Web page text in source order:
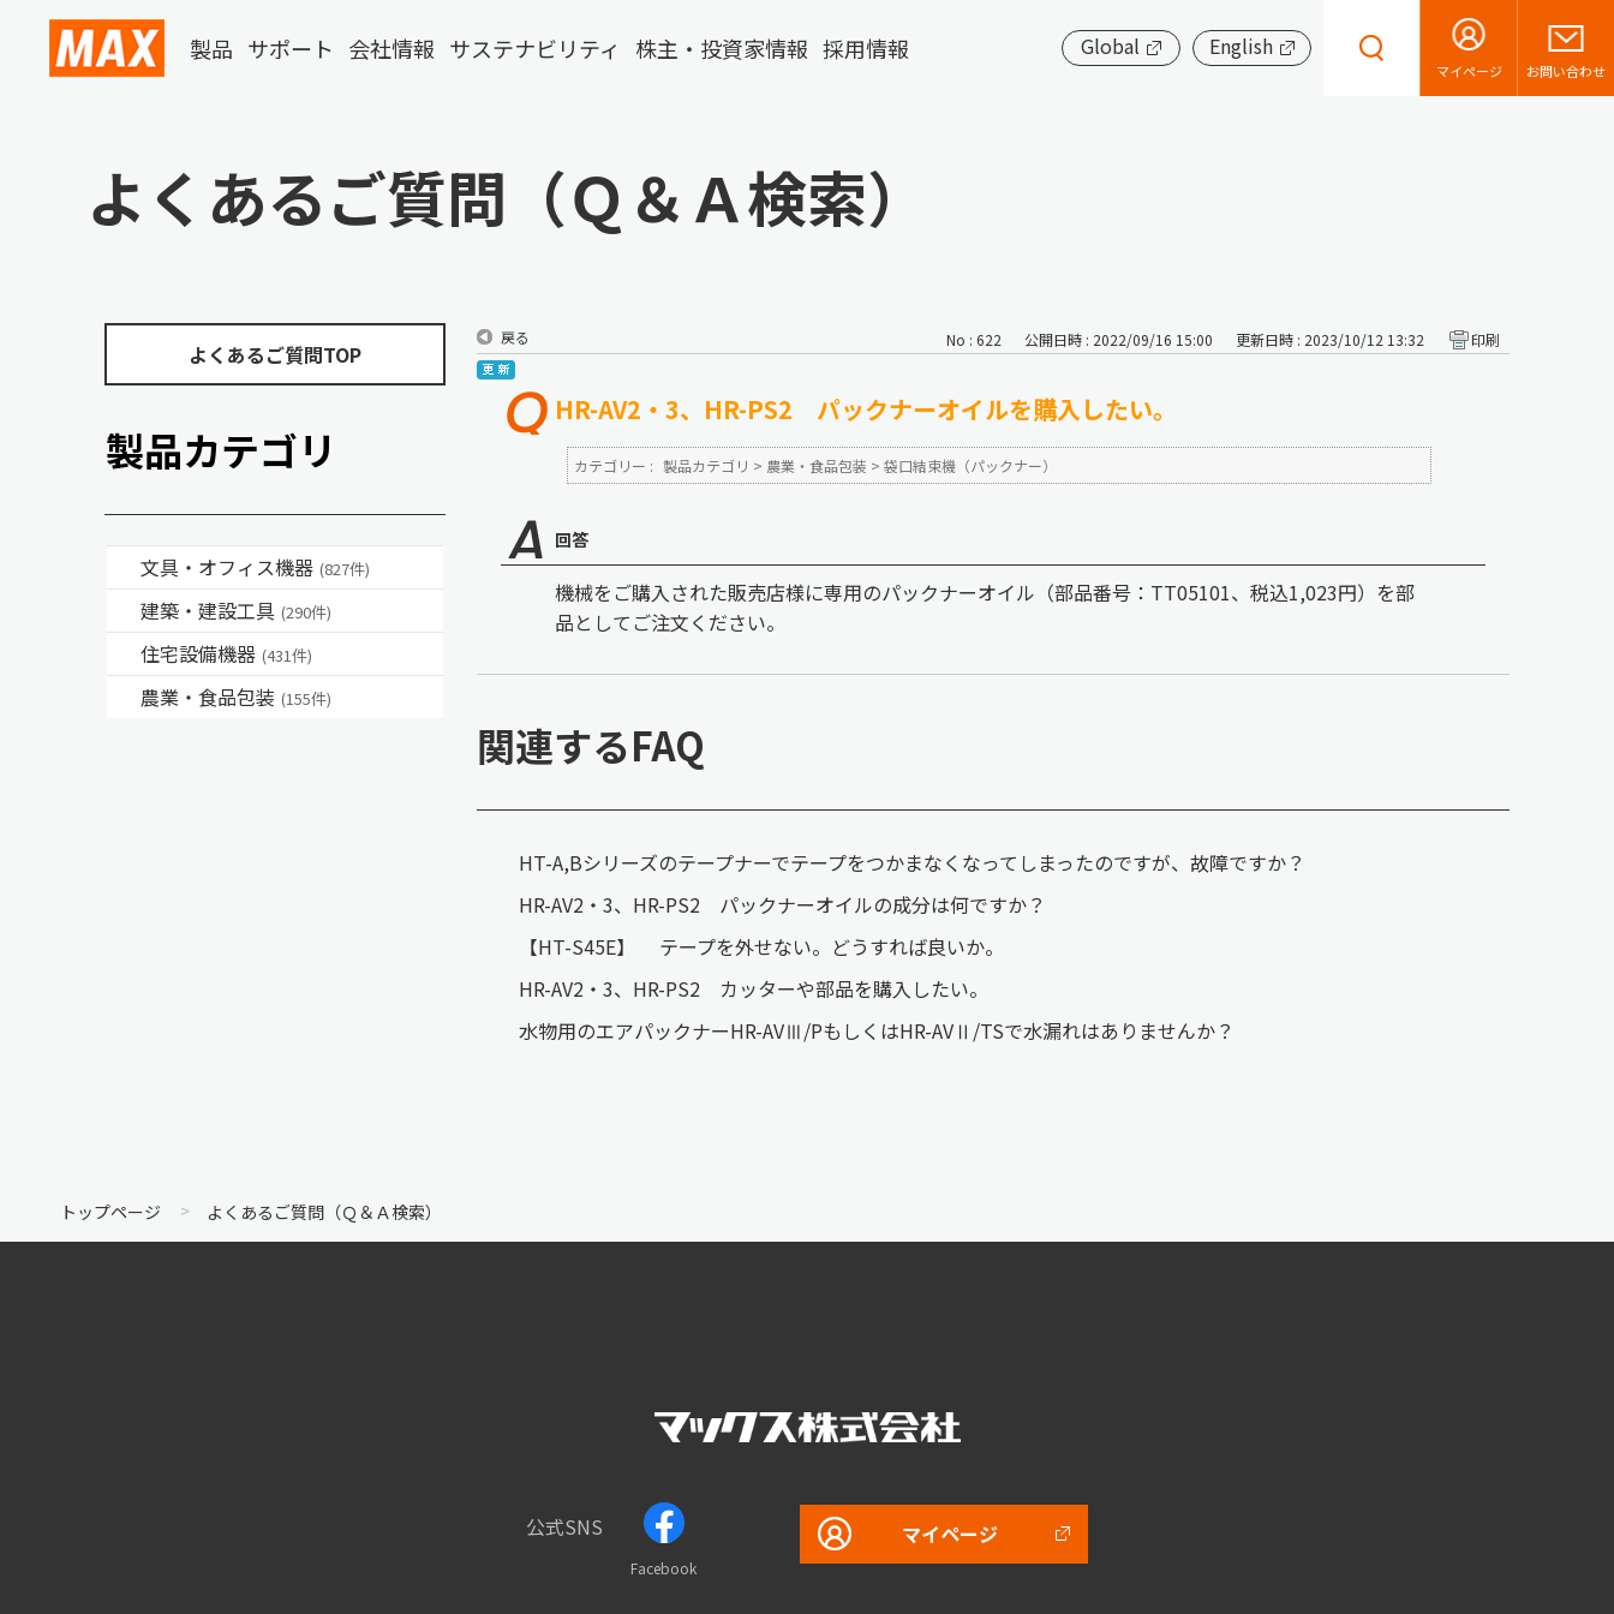
製品 サポート 会社情報 サステナビリティ 株主・投資家情報 採用情報 Global English
マイページ お問い合わせ
よくあるご質問（Ｑ＆Ａ検索）
よくあるご質問TOP
製品カテゴリ
文具・オフィス機器 (827件)
建築・建設工具 (290件)
住宅設備機器 (431件)
農業・食品包装 (155件)
戻る No : 622 公開日時 : 2022/09/16 15:00 更新日時 : 2023/10/12 13:32 印刷
HR-AV2・3、HR-PS2 パックナーオイルを購入したい。
カテゴリー : 製品カテゴリ > 農業・食品包装 > 袋口結束機（パックナー）
回答
機械をご購入された販売店様に専用のパックナーオイル（部品番号：TT05101、税込1,023円）を部
品としてご注文ください。
関連するFAQ
HT-A,Bシリーズのテープナーでテープをつかまなくなってしまったのですが、故障ですか？
HR-AV2・3、HR-PS2 パックナーオイルの成分は何ですか？
【HT-S45E】 テープを外せない。どうすれば良いか。
HR-AV2・3、HR-PS2 カッターや部品を購入したい。
水物用のエアパックナーHR-AVⅢ/PもしくはHR-AVⅡ/TSで水漏れはありませんか？
トップページ よくあるご質問（Ｑ＆Ａ検索）
公式SNS
Facebook
マイページ